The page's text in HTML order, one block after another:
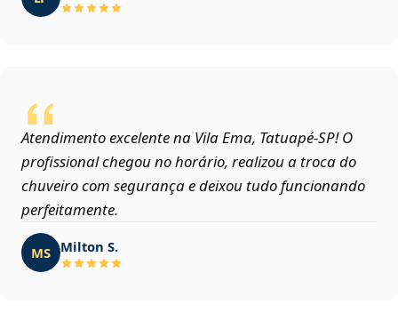
Atendimento excelente na Vila Ema, Tatuapé‑SP! O
profissional chegou no horário, realizou a troca do
chuveiro com segurança e deixou tudo funcionando
perfeitamente.
MS Milton S.